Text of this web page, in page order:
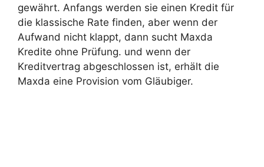
gewährt. Anfangs werden sie einen Kredit für
die klassische Rate finden, aber wenn der
Aufwand nicht klappt, dann sucht Maxda
Kredite ohne Prüfung. und wenn der
Kreditvertrag abgeschlossen ist, erhält die
Maxda eine Provision vom Gläubiger.